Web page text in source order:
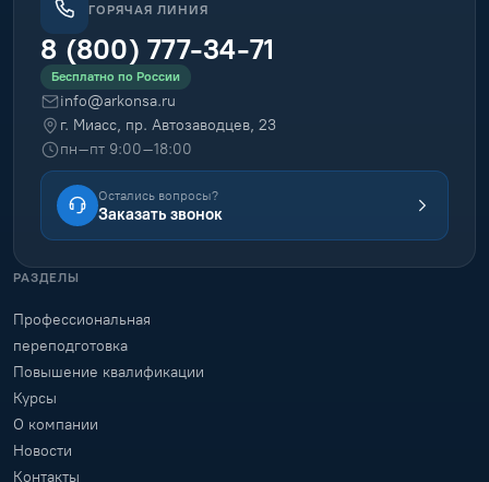
ГОРЯЧАЯ ЛИНИЯ
8 (800) 777-34-71
Бесплатно по России
info@arkonsa.ru
г. Миасс, пр. Автозаводцев, 23
пн–пт 9:00–18:00
Остались вопросы?
Заказать звонок
РАЗДЕЛЫ
Профессиональная
переподготовка
Повышение квалификации
Курсы
О компании
Новости
Контакты